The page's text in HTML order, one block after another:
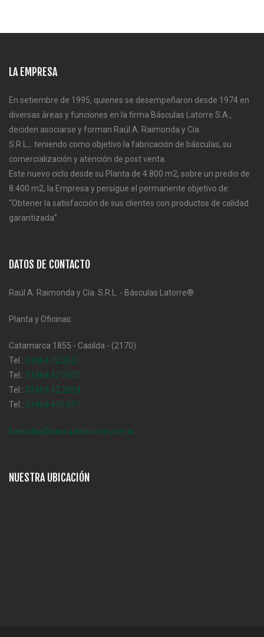
LA EMPRESA
En setiembre de 1995, quienes se desempeñaron desde 1974 en
diversas áreas y funciones en la firma Básculas Latorre S.A.,
deciden asociarse y forman Raúl A. Raimonda y Cía.
S.R.L., teniendo como objetivo la fabricación de básculas, su
comercialización y atención de post venta.
Este nuevo ciclo desde su Planta de 4.800 m2, sobre un predio de
8.400 m2, la Empresa y persigue el permanente objetivo de:
“Obtener la satisfacción de sus clientes con productos de calidad
garantizada”.
DATOS DE CONTACTO
Raúl A. Raimonda y Cía. S.R.L. - Básculas Latorre®
Planta y Oficinas:
Catamarca 1855 - Casilda - (2170)
Tel.: 03464 42 2021
Tel.: 03464 42 2022
Tel.: 03464 42 2024
Tel.: 03464 426 091
basculas@basculaslatorre.com.ar
NUESTRA UBICACIÓN